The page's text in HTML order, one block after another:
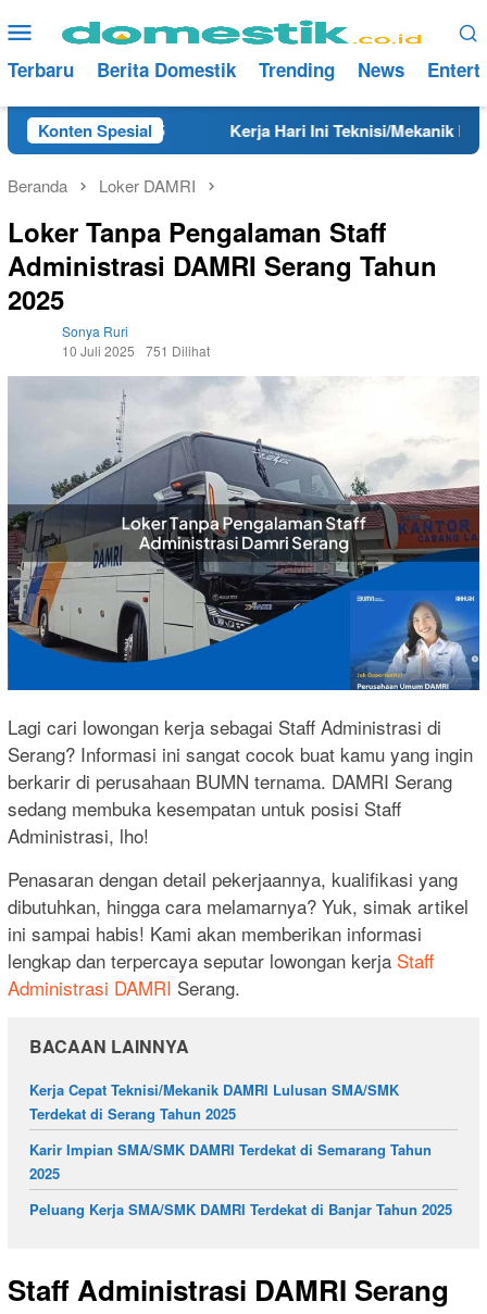
ke
konten
Menu
Mobile
Terbaru Berita Domestik Trending News
Konten Spesial
2025 Kerja Hari Ini Teknisi/Mekanik DAMRI
Beranda Loker DAMRI
Loker Tanpa Pengalaman Staff
Administrasi DAMRI Serang Tahun
2025
Sonya Ruri
10 Juli 2025
751 Dilihat
Lagi cari lowongan kerja sebagai Staff Administrasi di
Serang? Informasi ini sangat cocok buat kamu yang ingin
berkarir di perusahaan BUMN ternama. DAMRI Serang
sedang membuka kesempatan untuk posisi Staff
Administrasi, lho!
Penasaran dengan detail pekerjaannya, kualifikasi yang
dibutuhkan, hingga cara melamarnya? Yuk, simak artikel
ini sampai habis! Kami akan memberikan informasi
lengkap dan terpercaya seputar lowongan kerja Staff
Administrasi DAMRI Serang.
BACAAN LAINNYA
Kerja Cepat Teknisi/Mekanik DAMRI Lulusan SMA/SMK
Terdekat di Serang Tahun 2025
Karir Impian SMA/SMK DAMRI Terdekat di Semarang Tahun
2025
Peluang Kerja SMA/SMK DAMRI Terdekat di Banjar Tahun 2025
Staff Administrasi DAMRI Serang